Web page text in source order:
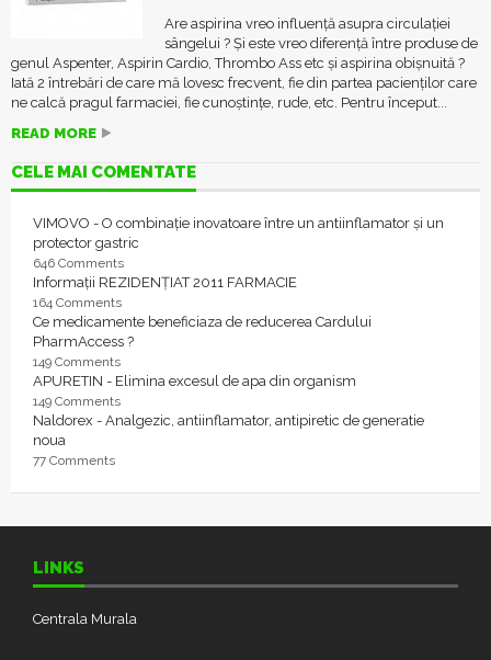
Are aspirina vreo influență asupra circulației
sângelui ? Și este vreo diferență între produse de
genul Aspenter, Aspirin Cardio, Thrombo Ass etc și aspirina obișnuită ?
Iată 2 întrebări de care mă lovesc frecvent, fie din partea pacienților care
ne calcă pragul farmaciei, fie cunoștințe, rude, etc. Pentru început...
READ MORE
CELE MAI COMENTATE
VIMOVO - O combinație inovatoare între un antiinflamator și un
protector gastric
646 Comments
Informații REZIDENȚIAT 2011 FARMACIE
164 Comments
Ce medicamente beneficiaza de reducerea Cardului
PharmAccess ?
149 Comments
APURETIN - Elimina excesul de apa din organism
149 Comments
Naldorex - Analgezic, antiinflamator, antipiretic de generatie
noua
77 Comments
LINKS
Centrala Murala